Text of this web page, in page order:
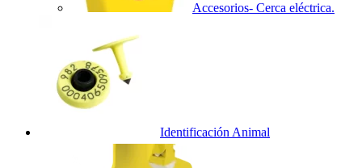
Accesorios- Cerca eléctrica.
Identificación Animal